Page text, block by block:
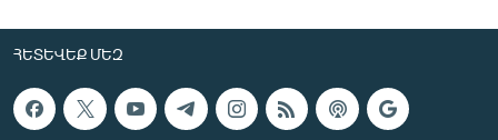
ՀԵՏԵՎԵՔ ՄԵԶ